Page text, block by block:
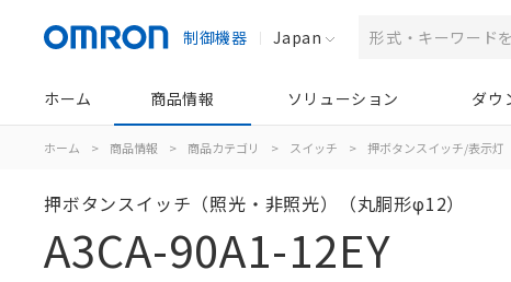
制御機器 Japan
ホーム 商品情報 ソリューション ダウ
ホーム > 商品情報 > 商品カテゴリ > スイッチ > 押ボタンスイッチ/表示灯
押ボタンスイッチ（照光・非照光）（丸胴形φ12）
A3CA-90A1-12EY